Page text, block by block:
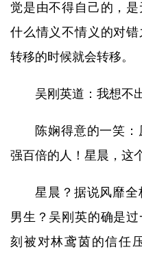
觉是由不得自己的，
什么情义不情义的对
转移的时候就会转移。
吴刚英道：我想不
陈娴得意的一笑
强百倍的人！星晨，这
星晨？据说风靡
男生？吴刚英的确是
刻被对林鸢茵的信任